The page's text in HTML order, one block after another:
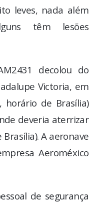
leves, nada além
têm lesões
decolou do
Victoria, em
horário de Brasília)
deveria aterrizar
A aeronave
Aeroméxico
de segurança